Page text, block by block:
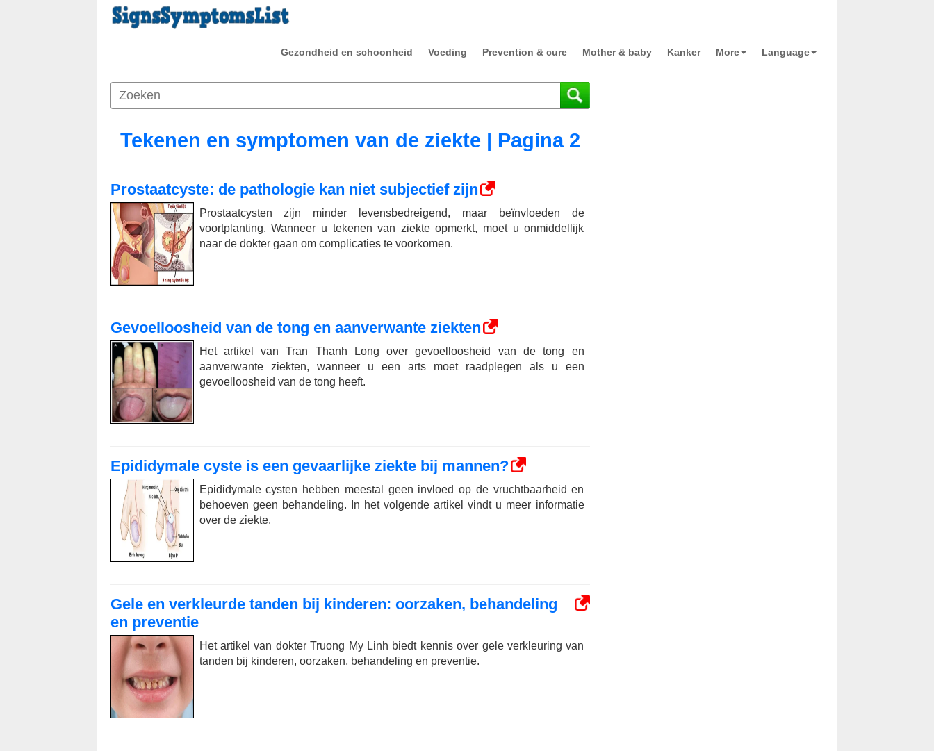
Gezondheid en schoonheid Voeding Prevention & cure Mother & baby Kanker More Language
Tekenen en symptomen van de ziekte | Pagina 2
Prostaatcyste: de pathologie kan niet subjectief zijn
Prostaatcysten zijn minder levensbedreigend, maar beïnvloeden de
voortplanting. Wanneer u tekenen van ziekte opmerkt, moet u onmiddellijk
naar de dokter gaan om complicaties te voorkomen.
Gevoelloosheid van de tong en aanverwante ziekten
Het artikel van Tran Thanh Long over gevoelloosheid van de tong en
aanverwante ziekten, wanneer u een arts moet raadplegen als u een
gevoelloosheid van de tong heeft.
Epididymale cyste is een gevaarlijke ziekte bij mannen?
Epididymale cysten hebben meestal geen invloed op de vruchtbaarheid en
behoeven geen behandeling. In het volgende artikel vindt u meer informatie
over de ziekte.
Gele en verkleurde tanden bij kinderen: oorzaken, behandeling
en preventie
Het artikel van dokter Truong My Linh biedt kennis over gele verkleuring van
tanden bij kinderen, oorzaken, behandeling en preventie.